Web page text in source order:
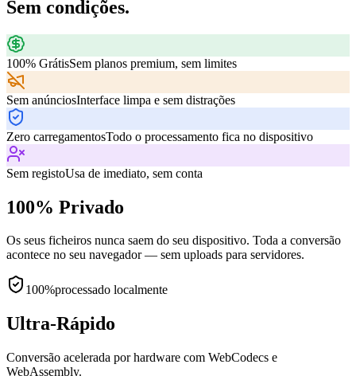
Sem condições.
100% GrátisSem planos premium, sem limites
Sem anúnciosInterface limpa e sem distrações
Zero carregamentosTodo o processamento fica no dispositivo
Sem registoUsa de imediato, sem conta
100% Privado
Os seus ficheiros nunca saem do seu dispositivo. Toda a conversão
acontece no seu navegador — sem uploads para servidores.
100%processado localmente
Ultra-Rápido
Conversão acelerada por hardware com WebCodecs e
WebAssembly.